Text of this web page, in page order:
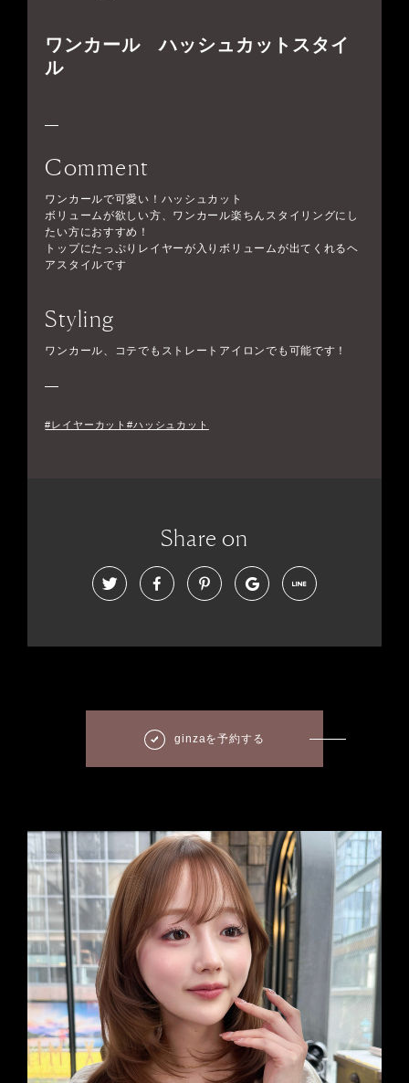
ワンカール ハッシュカットスタイ
ル
Comment
ワンカールで可愛い！ハッシュカット
ボリュームが欲しい方、ワンカール楽ちんスタイリングにし
たい方におすすめ！
トップにたっぷりレイヤーが入りボリュームが出てくれるヘ
アスタイルです
Styling
ワンカール、コテでもストレートアイロンでも可能です！
#レイヤーカット#ハッシュカット
Share on
ginzaを予約する